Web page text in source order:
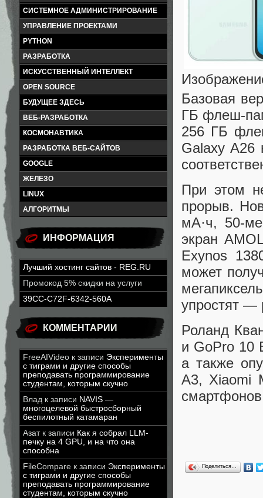
СИСТЕМНОЕ АДМИНИСТРИРОВАНИЕ
УПРАВЛЕНИЕ ПРОЕКТАМИ
PYTHON
РАЗРАБОТКА
ИСКУССТВЕННЫЙ ИНТЕЛЛЕКТ
OPEN SOURCE
БУДУЩЕЕ ЗДЕСЬ
ВЕБ-РАЗРАБОТКА
КОСМОНАВТИКА
РАЗРАБОТКА ВЕБ-САЙТОВ
GOOGLE
ЖЕЛЕЗО
LINUX
АЛГОРИТМЫ
ИНФОРМАЦИЯ
Лучший хостинг сайтов - REG.RU
Промокод 5% скидки на услуги
39CC-C72F-6342-560A
КОММЕНТАРИИ
FreeAIVideo к записи Эксперименты
с тиграми и другие способы
преподавать программирование
студентам, которым скучно
Влад к записи NAVIS —
многоцелевой быстросборный
беспилотный катамаран
Азатк записи Как я собрал LLM-
печку на 4 GPU, и на что она
способна
FileCompare к записи Эксперименты
с тиграми и другие способы
преподавать программирование
студентам, которым скучно
Базовая
ГБ флеш-
256 ГБ
Galaxy A26
При этом
прорыв.
мА·ч, 50-
экран
Exynos
может
упростят —
Роланд
и GoPro 10
а также
A3, Xiaomi
Поделиться…